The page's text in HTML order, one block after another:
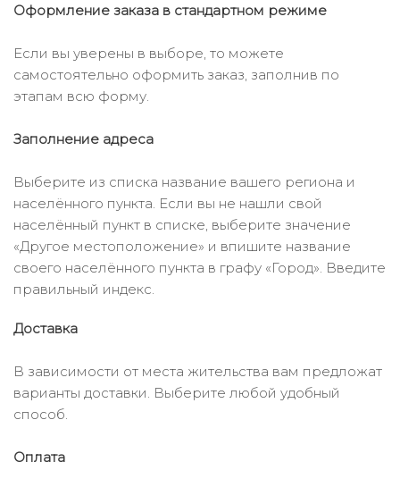
Оформление заказа в стандартном режиме
Если вы уверены в выборе, то можете
самостоятельно оформить заказ, заполнив по
этапам всю форму.
Заполнение адреса
Выберите из списка название вашего региона и
населённого пункта. Если вы не нашли свой
населённый пункт в списке, выберите значение
«Другое местоположение» и впишите название
своего населённого пункта в графу «Город». Введите
правильный индекс.
Доставка
В зависимости от места жительства вам предложат
варианты доставки. Выберите любой удобный
способ.
Оплата